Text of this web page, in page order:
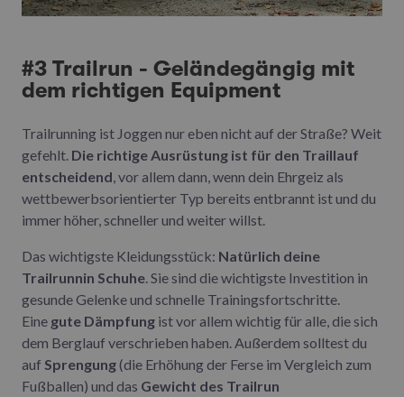
#3 Trailrun - Geländegängig mit
dem richtigen Equipment
Trailrunning ist Joggen nur eben nicht auf der Straße? Weit
gefehlt. Die richtige Ausrüstung ist für den Traillauf
entscheidend , vor allem dann, wenn dein Ehrgeiz als
wettbewerbsorientierter Typ bereits entbrannt ist und du
immer höher, schneller und weiter willst.
Das wichtigste Kleidungsstück: Natürlich deine
Trailrunnin Schuhe . Sie sind die wichtigste Investition in
gesunde Gelenke und schnelle Trainingsfortschritte.
Eine gute Dämpfung ist vor allem wichtig für alle, die sich
dem Berglauf verschrieben haben. Außerdem solltest du
auf Sprengung(die Erhöhung der Ferse im Vergleich zum
Fußballen) und das Gewicht des Trailrun